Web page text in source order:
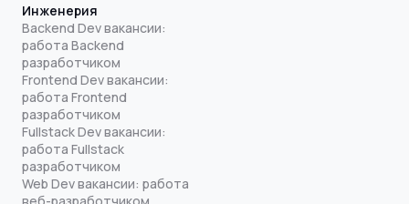
Инженерия
Backend Dev вакансии:
работа Backend
разработчиком
Frontend Dev вакансии:
работа Frontend
разработчиком
Fullstack Dev вакансии:
работа Fullstack
разработчиком
Web Dev вакансии: работа